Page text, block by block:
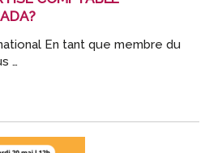
En tant que membre du
…